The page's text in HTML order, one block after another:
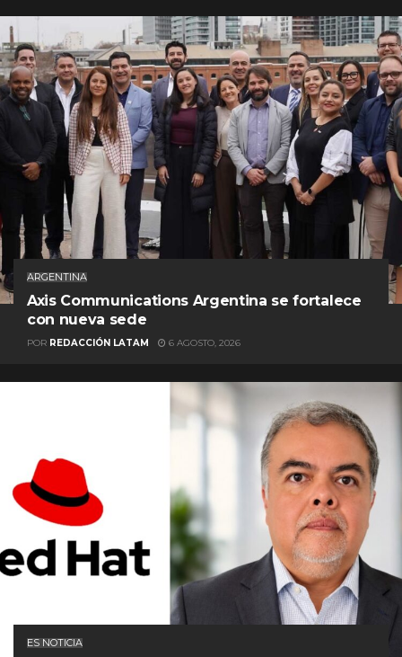
ARGENTINA
Axis Communications Argentina se fortalece
con nueva sede
POR REDACCIÓN LATAM 6 AGOSTO, 2026
ES NOTICIA